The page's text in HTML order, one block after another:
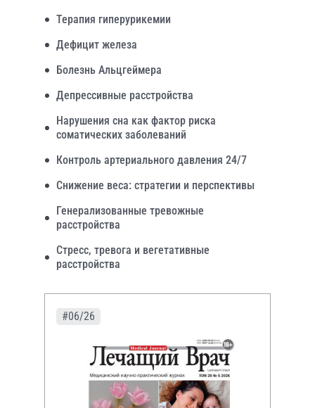
Терапия гиперурикемии
Дефицит железа
Болезнь Альцгеймера
Депрессивные расстройства
Нарушения сна как фактор риска
соматических заболеваний
Контроль артериального давления 24/7
Снижение веса: стратегии и перспективы
Генерализованные тревожные
расстройства
Стресс, тревога и вегетативные
расстройства
#06/26